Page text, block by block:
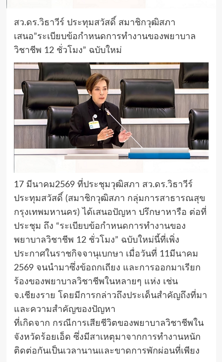
สว.ดร.วิธา​วีร์​ ประทุ​ม​สวัสดิ์​ สมาชิกวุฒิสภา
เสนอ”ระเบียบข้อกำหนดการทำงานของพยาบาล
วิชาชีพ​ 12 ชั่วโมง​” ฉบับใหม่
17 มีนาคม​2569​ ที่ประชุมวุฒิสภา​ สว.ดร.วิธา​วีร์​
ประทุ​ม​สวัสดิ์​ (สมาชิกวุฒิสภา กลุ่มการสาธารณสุข​
กรุงเทพ​มหานคร​) ​ได้เสนอปัญหา​ ปรึกษาหารือ​ ต่อที่
ประชุม​ ถึง “ระเบียบข้อกำหนดการทำงานของ
พยาบาลวิชาชีพ​ 12 ชั่วโมง​” ฉบับใหม่นี้ที่เพิ่ง
ประกาศ​ในราชกิจจานุเบกษา​ เมื่อวันที่​ 11​มีนาคม​
2569​ จนนำมาซึ่งข้อถกเถียง​ และการออกมาเรียก
ร้องของพยาบาลวิชาชีพ​ในหลายๆ​ แห่ง​ เช่น​
จ.เชียงราย​ โดยมีการกล่าวถึงประเด็นสำคัญ​ถึงที่มา
และความสำคัญของปัญหา
ที่​เกิดจาก​ กรณีการเสียชีวิตของพยาบาลวิชาชีพใน
จังหวัดร้อยเอ็ด ซึ่งมีสาเหตุมาจากการทำงานหนัก
ติดต่อกันเป็นเวลานานและขาดการพักผ่อนที่เพียง